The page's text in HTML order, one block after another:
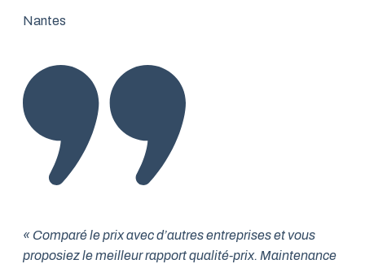
Nantes
« Comparé le prix avec d’autres entreprises et vous
proposiez le meilleur rapport qualité-prix. Maintenance